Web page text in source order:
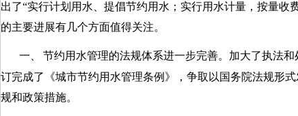
出了“实行计划用水、提倡节约用水；实行用水计量，按量收
的主要进展有几个方面值得关注。
一、
节约用水管理的法规体系进一步完善。加大了执法
订完成了《城市节约用水管理条例》，争取以国务院法规形
规和政策措施。